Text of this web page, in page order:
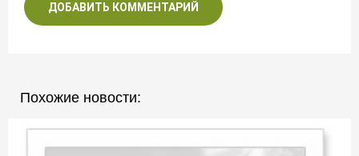
ДОБАВИТЬ КОММЕНТАРИЙ
Похожие новости: